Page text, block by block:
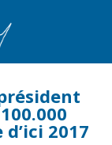
2017